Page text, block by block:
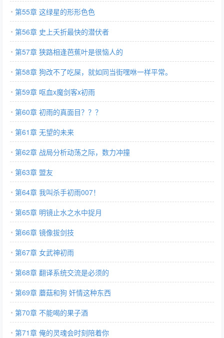
第55章 这绿星的形形色色
第56章 史上夭折最快的潜伏者
第57章 狭路相逢芭蕉叶是很恼人的
第58章 狗改不了吃屎，就如同当街嘿咻一样平常。
第59章 呕血x魔剑客x初雨
第60章 初雨的真面目？？？
第61章 无望的未来
第62章 战局分析动荡之际，数力冲撞
第63章 盟友
第64章 我叫杀手初雨007！
第65章 明镜止水之水中捉月
第66章 镜像拔剑技
第67章 女武神初雨
第68章 翻译系统交流是必须的
第69章 蘑菇和狗 奸情这种东西
第70章 不能喝的果子酒
第71章 俺的灵魂会时刻陪着你